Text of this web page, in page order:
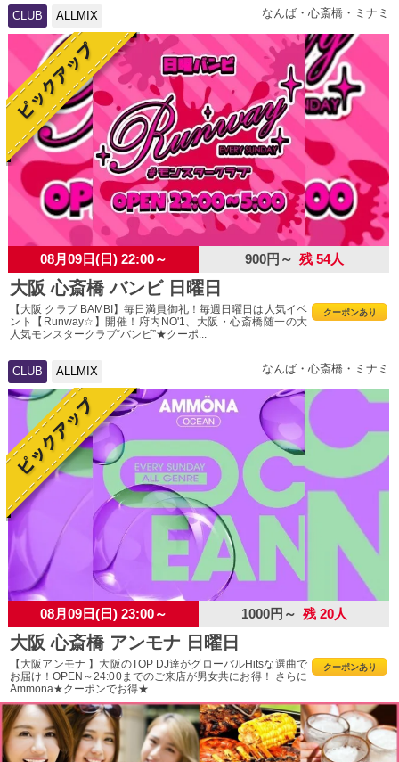
CLUB ALLMIX なんば・心斎橋・ミナミ
08月09日(日) 22:00～ 900円～ 残 54人
大阪 心斎橋 バンビ 日曜日
クーポンあり
【大阪 クラブ BAMBI】毎日満員御礼！毎週日曜日は人気イベ
ント【Runway☆】開催！府内NO'1、大阪・心斎橋随一の大
人気モンスタークラブ“バンビ”★クーポ...
CLUB ALLMIX なんば・心斎橋・ミナミ
08月09日(日) 23:00～ 1000円～ 残 20人
大阪 心斎橋 アンモナ 日曜日
クーポンあり
【大阪アンモナ 】大阪のTOP DJ達がグローバルHitsな選曲で
お届け！OPEN～24:00までのご来店が男女共にお得！ さらに
Ammona★クーポンでお得★